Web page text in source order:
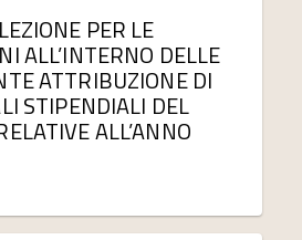
PER LE
ALL’INTERNO DELLE
ATTRIBUZIONE DI
STIPENDIALI DEL
ALL’ANNO